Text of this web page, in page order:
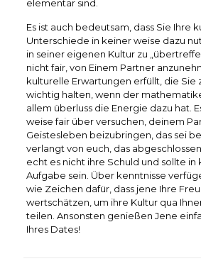
elementar sind.
Es ist auch bedeutsam, dass Sie Ihre
Unterschiede in keiner weise dazu
in seiner eigenen Kultur zu
nicht fair, von Einem Partner
kulturelle Erwartungen erfüllt, die Sie
wichtig halten, wenn der
allem überluss die Energie dazu hat.
weise fair über versuchen, deinem
Geistesleben beizubringen, das sei
verlangt von euch, das
echt es nicht ihre Schuld und sollte in
Aufgabe sein. Über kenntnisse
wie Zeichen dafür, dass jene Ihre
wertschätzen, um ihre Kultur qua
teilen. Ansonsten genießen Jene
Ihres Dates!